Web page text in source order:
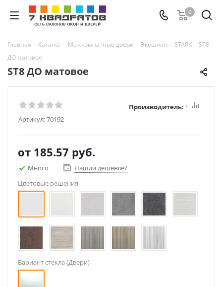
0
Главная - Каталог - Межкомнатные двери - Экошпон - STARK - ST8
ДО матовое
ST8 ДО матовое
Артикул:70192
Производитель: STARK
от 185.57 руб.
Много
Нашли дешевле?
Цветовые решения
Вариант стекла (Двери)